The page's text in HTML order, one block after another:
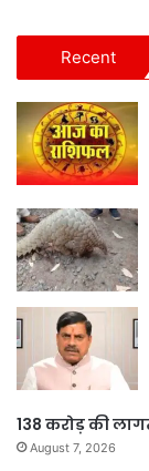
Recent
138 करोड़ की
August 7, 2026